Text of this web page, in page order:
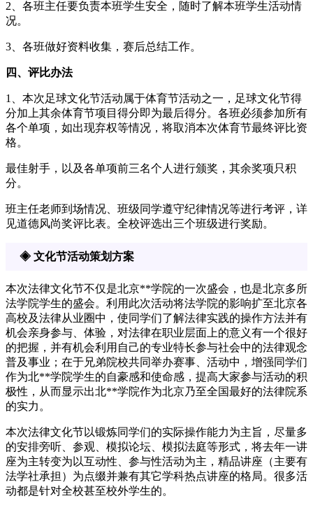
2、各班主任要负责本班学生安全，随时了解本班学生活动情
况。
3、各班做好资料收集，赛后总结工作。
四、评比办法
1、本次足球文化节活动属于体育节活动之一，足球文化节得
分加上其余体育节项目得分即为最后得分。各班必须参加所有
各个单项，如出现弃权等情况，将取消本次体育节最终评比资
格。
最佳射手，以及各单项前三名个人进行颁奖，其余奖项只积
分。
班主任老师到场情况、班级同学遵守纪律情况等进行考评，详
见道德风尚奖评比表。全校评选出三个班级进行奖励。
◈ 文化节活动策划方案
本次法律文化节不仅是北京**学院的一次盛会，也是北京多所
法学院学生的盛会。利用此次活动将法学院的影响扩至北京各
高校及法律从业圈中，使同学们了解法律实践的操作方法并有
机会亲身参与、体验，对法律在职业层面上的意义有一个很好
的把握，并有机会利用自己的专业特长参与社会中的法律观念
普及事业；在于兄弟院校共同举办赛事、活动中，增强同学们
作为北**学院学生的自豪感和使命感，提高大家参与活动的积
极性，从而显示出北**学院作为北京乃至全国最好的法律院系
的实力。
本次法律文化节以锻炼同学们的实际操作能力为主旨，尽量多
的安排旁听、参观、模拟论坛、模拟法庭等形式，将去年一讲
座为主转变为以互动性、参与性活动为主，精品讲座（主要有
法学社承担）为点缀并兼有其它学科热点讲座的格局。很多活
动都是针对全校甚至校外学生的。